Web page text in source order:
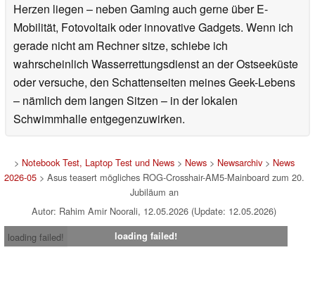
Herzen liegen – neben Gaming auch gerne über E-
Mobilität, Fotovoltaik oder innovative Gadgets. Wenn ich
gerade nicht am Rechner sitze, schiebe ich
wahrscheinlich Wasserrettungsdienst an der Ostseeküste
oder versuche, den Schattenseiten meines Geek-Lebens
– nämlich dem langen Sitzen – in der lokalen
Schwimmhalle entgegenzuwirken.
> Notebook Test, Laptop Test und News> News> Newsarchiv> News
2026-05> Asus teasert mögliches ROG-Crosshair-AM5-Mainboard zum 20.
Jubiläum an
Autor: Rahim Amir Noorali, 12.05.2026 (Update: 12.05.2026)
loading failed!
loading failed!